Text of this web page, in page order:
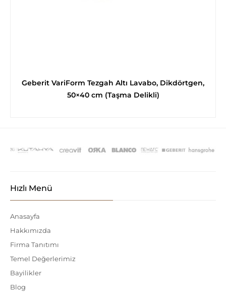
Geberit VariForm Tezgah Altı Lavabo, Dikdörtgen,
50×40 cm (Taşma Delikli)
Hızlı Menü
Anasayfa
Hakkımızda
Firma Tanıtımı
Temel Değerlerimiz
Bayilikler
Blog